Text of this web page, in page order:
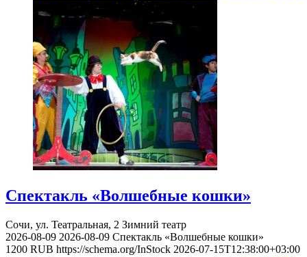
Спектакль «Волшебные кошки»
Сочи, ул. Театральная, 2 Зимний театр
2026-08-09 2026-08-09 Спектакль «Волшебные кошки»
1200 RUB https://schema.org/InStock 2026-07-15T12:38:00+03:00